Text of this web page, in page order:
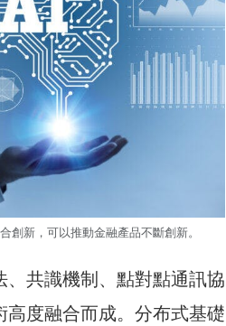
創新，可以推動金融產品不斷創新。
共識機制、點對點通訊協
度融合而成。分布式基礎